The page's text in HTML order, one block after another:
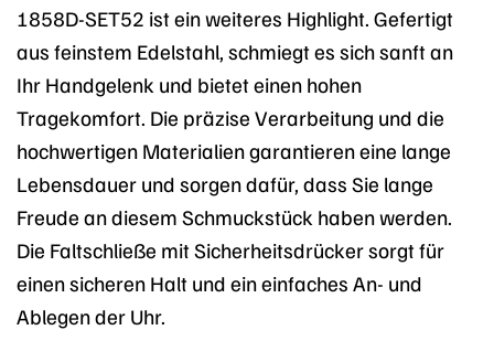
1858D-SET52 ist ein weiteres Highlight. Gefertigt
aus feinstem Edelstahl, schmiegt es sich sanft an
Ihr Handgelenk und bietet einen hohen
Tragekomfort. Die präzise Verarbeitung und die
hochwertigen Materialien garantieren eine lange
Lebensdauer und sorgen dafür, dass Sie lange
Freude an diesem Schmuckstück haben werden.
Die Faltschließe mit Sicherheitsdrücker sorgt für
einen sicheren Halt und ein einfaches An- und
Ablegen der Uhr.